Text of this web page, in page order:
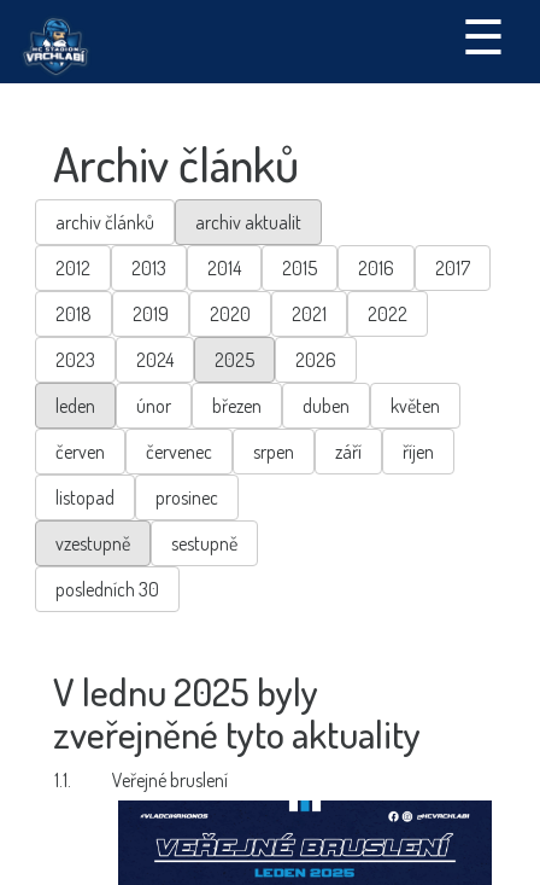
☰
Archiv článků
archiv článků
archiv aktualit
2012
2013 2014 2015 2016
2017
2018
2019 2020 2021
2022
2023
2024 2025
2026
leden
únor březen duben
květen
červen
červenec srpen září
říjen
listopad
prosinec
vzestupně
sestupně
posledních 30
V lednu 2025 byly
zveřejněné tyto aktuality
1.1. Veřejné bruslení